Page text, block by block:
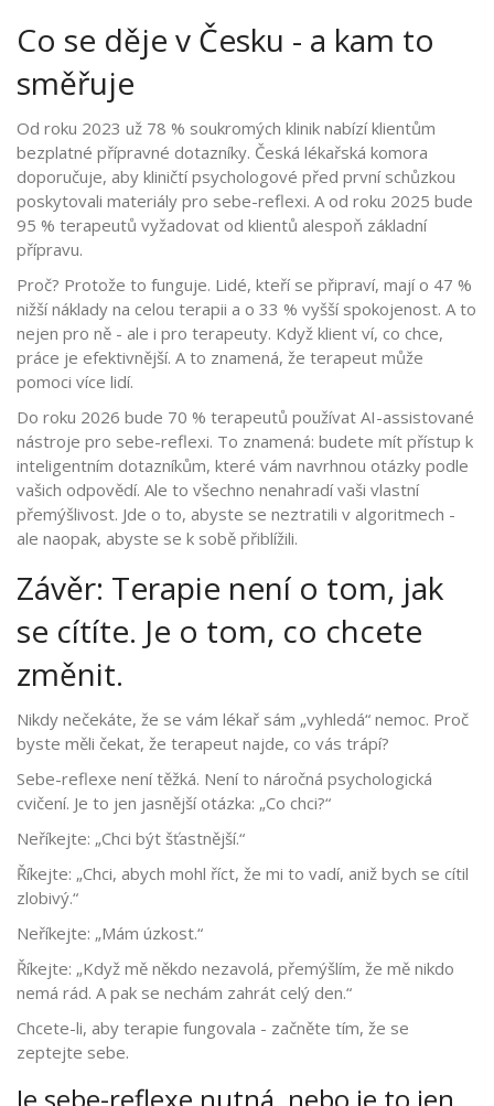
Co se děje v Česku - a kam to
směřuje
Od roku 2023 už 78 % soukromých klinik nabízí klientům
bezplatné přípravné dotazníky. Česká lékařská komora
doporučuje, aby kliničtí psychologové před první schůzkou
poskytovali materiály pro sebe-reflexi. A od roku 2025 bude
95 % terapeutů vyžadovat od klientů alespoň základní
přípravu.
Proč? Protože to funguje. Lidé, kteří se připraví, mají o 47 %
nižší náklady na celou terapii a o 33 % vyšší spokojenost. A to
nejen pro ně - ale i pro terapeuty. Když klient ví, co chce,
práce je efektivnější. A to znamená, že terapeut může
pomoci více lidí.
Do roku 2026 bude 70 % terapeutů používat AI-assistované
nástroje pro sebe-reflexi. To znamená: budete mít přístup k
inteligentním dotazníkům, které vám navrhnou otázky podle
vašich odpovědí. Ale to všechno nenahradí vaši vlastní
přemýšlivost. Jde o to, abyste se neztratili v algoritmech -
ale naopak, abyste se k sobě přiblížili.
Závěr: Terapie není o tom, jak
se cítíte. Je o tom, co chcete
změnit.
Nikdy nečekáte, že se vám lékař sám „vyhledá“ nemoc. Proč
byste měli čekat, že terapeut najde, co vás trápí?
Sebe-reflexe není těžká. Není to náročná psychologická
cvičení. Je to jen jasnější otázka: „Co chci?“
Neříkejte: „Chci být šťastnější.“
Říkejte: „Chci, abych mohl říct, že mi to vadí, aniž bych se cítil
zlobivý.“
Neříkejte: „Mám úzkost.“
Říkejte: „Když mě někdo nezavolá, přemýšlím, že mě nikdo
nemá rád. A pak se nechám zahrát celý den.“
Chcete-li, aby terapie fungovala - začněte tím, že se
zeptejte sebe.
Je sebe-reflexe nutná, nebo je to jen